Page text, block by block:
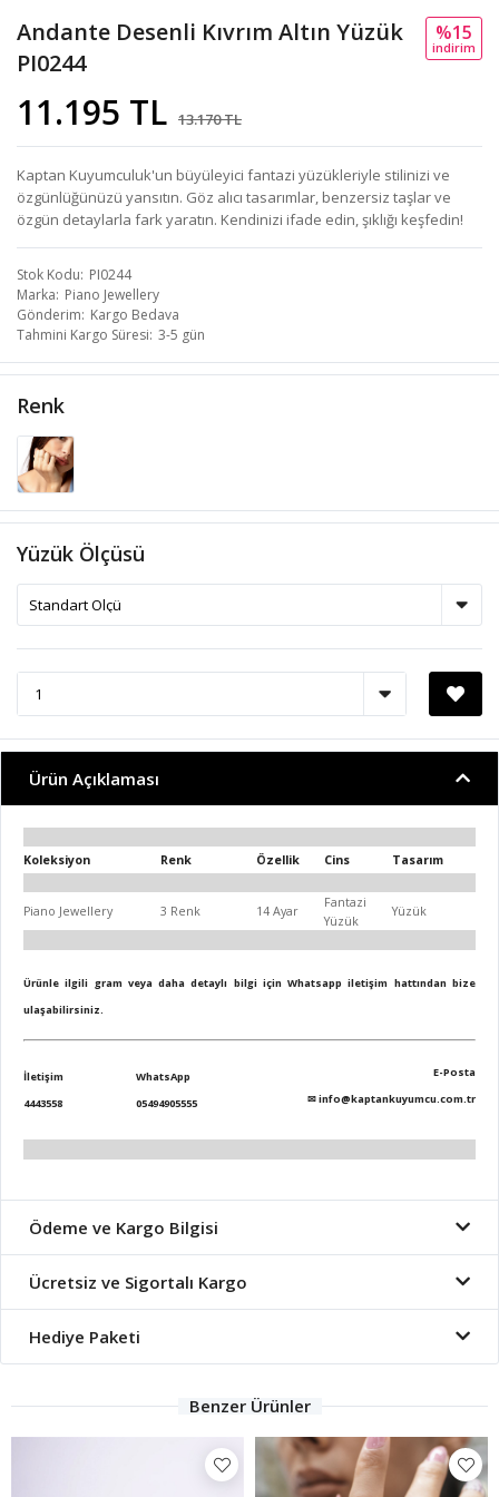
Andante Desenli Kıvrım Altın Yüzük
PI0244
11.195 TL 13.170 TL
%15
i̇ndi̇ri̇m
Kaptan Kuyumculuk'un büyüleyici fantazi yüzükleriyle stilinizi ve
özgünlüğünüzü yansıtın. Göz alıcı tasarımlar, benzersiz taşlar ve
özgün detaylarla fark yaratın. Kendinizi ifade edin, şıklığı keşfedin!
Stok Kodu PI0244
Marka Piano Jewellery
Gönderim Kargo Bedava
Tahmini Kargo Süresi 3-5 gün
Renk
Yüzük Ölçüsü
Ürün Açıklaması
Koleksiyon Renk Özellik Cins Tasarım
Piano Jewellery 3 Renk 14 Ayar
Fantazi
Yüzük
Yüzük
Ürünle ilgili gram veya daha detaylı bilgi için Whatsapp iletişim hattından bize
ulaşabilirsiniz.
İletişim
4443558
WhatsApp
05494905555
E-Posta
✉info@kaptankuyumcu.com.tr
Ödeme ve Kargo Bilgisi
Ücretsiz ve Sigortalı Kargo
Hediye Paketi
Benzer Ürünler